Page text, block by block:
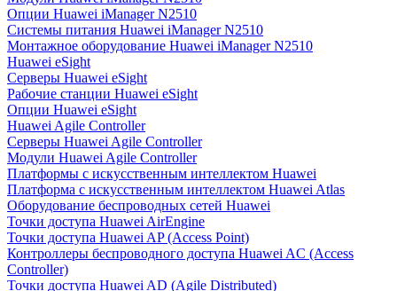
Опции Huawei iManager N2510
Системы питания Huawei iManager N2510
Монтажное оборудование Huawei iManager N2510
Huawei eSight
Серверы Huawei eSight
Рабочие станции Huawei eSight
Опции Huawei eSight
Huawei Agile Controller
Серверы Huawei Agile Controller
Модули Huawei Agile Controller
Платформы с искусственным интеллектом Huawei
Платформа с искусственным интеллектом Huawei Atlas
Оборудование беспроводных сетей Huawei
Точки доступа Huawei AirEngine
Точки доступа Huawei AP (Access Point)
Контроллеры беспроводного доступа Huawei AC (Access
Controller)
Точки доступа Huawei AD (Agile Distributed)